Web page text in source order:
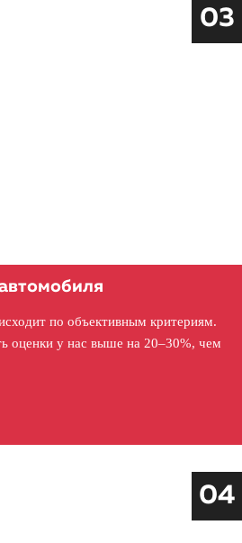
03
по объективным критериям.
оценки у нас выше на 20–30%, чем
04